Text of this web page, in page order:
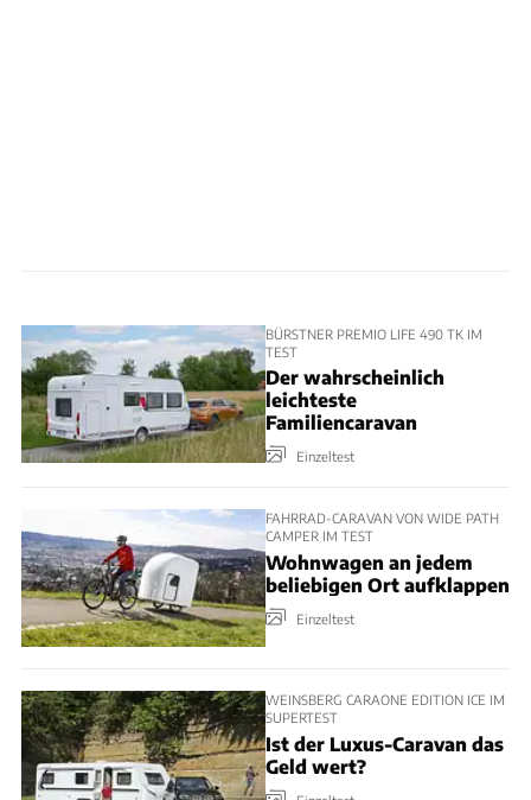
BÜRSTNER PREMIO LIFE 490 TK IM
TEST
Der wahrscheinlich
leichteste
Familiencaravan
Einzeltest
FAHRRAD-CARAVAN VON WIDE PATH
CAMPER IM TEST
Wohnwagen an jedem
beliebigen Ort aufklappen
Einzeltest
WEINSBERG CARAONE EDITION ICE IM
SUPERTEST
Ist der Luxus-Caravan das
Geld wert?